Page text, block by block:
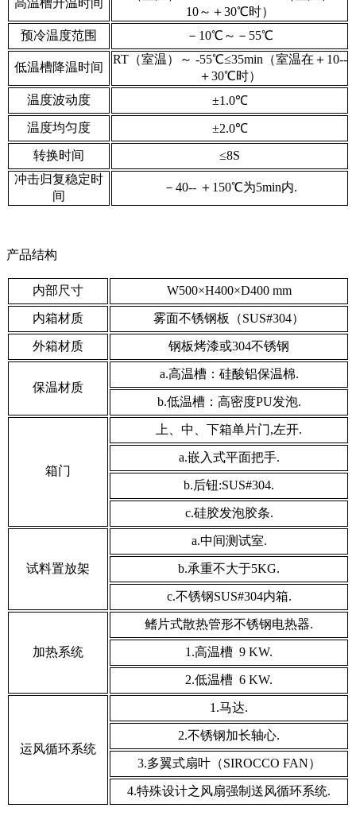
高温槽升温时间
10～＋30℃时）
预冷温度范围
－10℃～－55℃
低温槽降温时间
RT（室温）～ -55℃≤35min（室温在＋10--
＋30℃时）
温度波动度
±1.0℃
温度均匀度
±2.0℃
转换时间
≤8S
冲击归复稳定时
间
－40-- ＋150℃为5min内.
产品结构
内部尺寸 W500×H400×D400 mm
内箱材质 雾面不锈钢板（SUS#304）
外箱材质 钢板烤漆或304不锈钢
保温材质
a.高温槽：硅酸铝保温棉.
b.低温槽：高密度PU发泡.
箱门
上、中、下箱单片门,左开.
a.嵌入式平面把手.
b.后钮:SUS#304.
c.硅胶发泡胶条.
试料置放架
a.中间测试室.
b.承重不大于5KG.
c.不锈钢SUS#304内箱.
加热系统
鳍片式散热管形不锈钢电热器.
1.高温槽 9 KW.
2.低温槽 6 KW.
运风循环系统
1.马达.
2.不锈钢加长轴心.
3.多翼式扇叶（SIROCCO FAN）
4.特殊设计之风扇强制送风循环系统.